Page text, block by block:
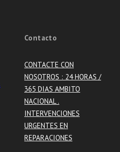
Contacto
CONTACTE CON
NOSOTROS : 24 HORAS /
365 DIAS AMBITO
NACIONAL .
INTERVENCIONES
URGENTES EN
REPARACIONES